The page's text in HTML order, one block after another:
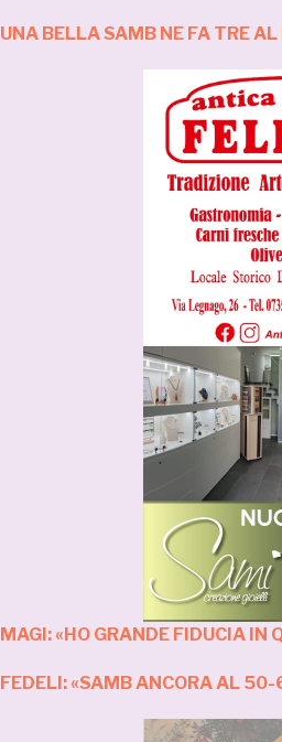
UNA BELLA SAMB NE FA TRE
MAGI: «HO GRANDE FIDUCIA IN
FEDELI: «SAMB ANCORA AL 50-